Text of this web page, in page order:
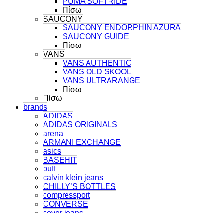
Πίσω
SAUCONY
SAUCONY ENDORPHIN AZURA
SAUCONY GUIDE
Πίσω
VANS
VANS AUTHENTIC
VANS OLD SKOOL
VANS ULTRARANGE
Πίσω
Πίσω
brands
ADIDAS
ADIDAS ORIGINALS
arena
ARMANI EXCHANGE
asics
BASEHIT
buff
calvin klein jeans
CHILLY’S BOTTLES
compressport
CONVERSE